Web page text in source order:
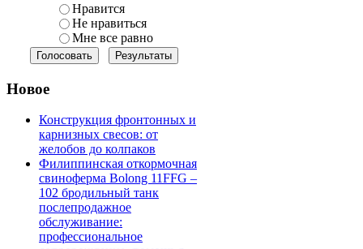
Нравится
Не нравиться
Мне все равно
Новое
Конструкция фронтонных и
карнизных свесов: от
желобов до колпаков
Филиппинская откормочная
свиноферма Bolong 11FFG –
102 бродильный танк
послепродажное
обслуживание:
профессиональное